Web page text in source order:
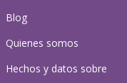
Blog
Quienes somos
Hechos y datos sobre